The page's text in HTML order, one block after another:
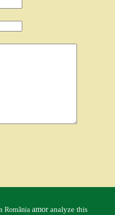
România amor analyze this